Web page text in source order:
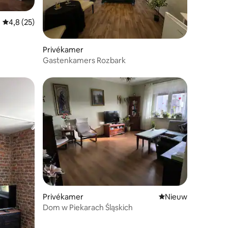
Gemiddelde beoordeling van 4,8 op 5, 25 recensies
4,8 (25)
Privékamer
Gastenkamers Rozbark
Privékamer Nieuwe
Nieuw
Dom w Piekarach Śląskich